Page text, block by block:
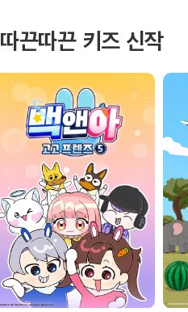
12:00 북촌5라길 쌍둥이네
에피소드 11
12:15 북촌5라길 쌍둥이네
에피소드 12
12:30 원픽은, 흔한남매4
에피소드 11
따끈따끈 키즈 신작